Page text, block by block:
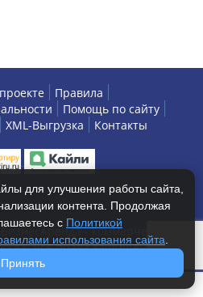
Правила
Помощь по сайту
XML-Выгрузка Контакты
- коммерческая
Все права защищены.
для улучшения работы сайта,
контента. Продолжая
с Политикой
использования сайта
Принять